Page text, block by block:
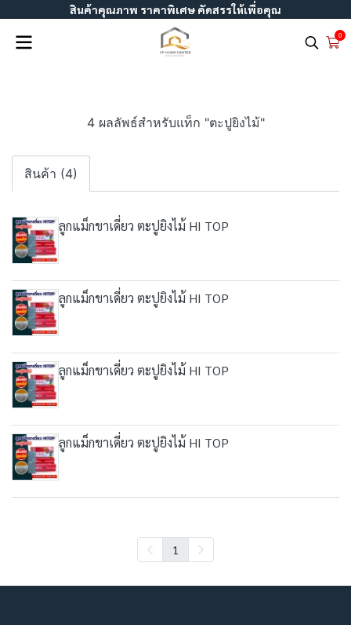
สินค้าคุณภาพ ราคาพิเศษ คัดสรรให้เพื่อคุณ
0
4 ผลลัพธ์สำหรับแท็ก "ตะปูยิงไม้"
สินค้า (4)
ลูกแม็กขาเดี่ยว ตะปูยิงไม้ HI TOP
ลูกแม็กขาเดี่ยว ตะปูยิงไม้ HI TOP
ลูกแม็กขาเดี่ยว ตะปูยิงไม้ HI TOP
ลูกแม็กขาเดี่ยว ตะปูยิงไม้ HI TOP
1